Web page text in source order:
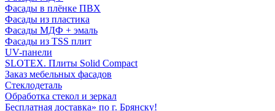
Фасады в плёнке ПВХ
Фасады из пластика
Фасады МДФ + эмаль
Фасады из TSS плит
UV-панели
SLOTEX. Плиты Solid Compact
Заказ мебельных фасадов
Стеклодеталь
Обработка стекол и зеркал
Бесплатная доставка» по г. Брянску!